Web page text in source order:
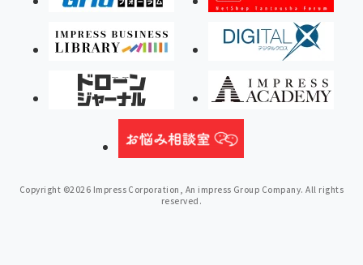
Copyright ©2026 Impress Corporation, An impress Group Company. All rights
reserved.